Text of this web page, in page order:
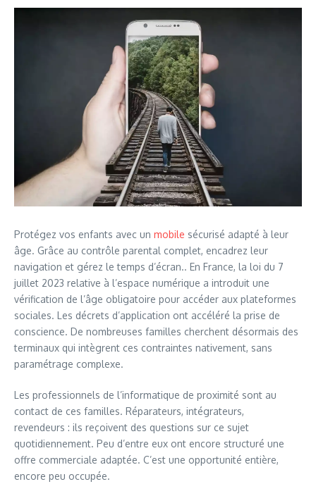
Protégez vos enfants avec un mobile sécurisé adapté à leur
âge. Grâce au contrôle parental complet, encadrez leur
navigation et gérez le temps d’écran.. En France, la loi du 7
juillet 2023 relative à l’espace numérique a introduit une
vérification de l’âge obligatoire pour accéder aux plateformes
sociales. Les décrets d’application ont accéléré la prise de
conscience. De nombreuses familles cherchent désormais des
terminaux qui intègrent ces contraintes nativement, sans
paramétrage complexe.
Les professionnels de l’informatique de proximité sont au
contact de ces familles. Réparateurs, intégrateurs,
revendeurs : ils reçoivent des questions sur ce sujet
quotidiennement. Peu d’entre eux ont encore structuré une
offre commerciale adaptée. C’est une opportunité entière,
encore peu occupée.